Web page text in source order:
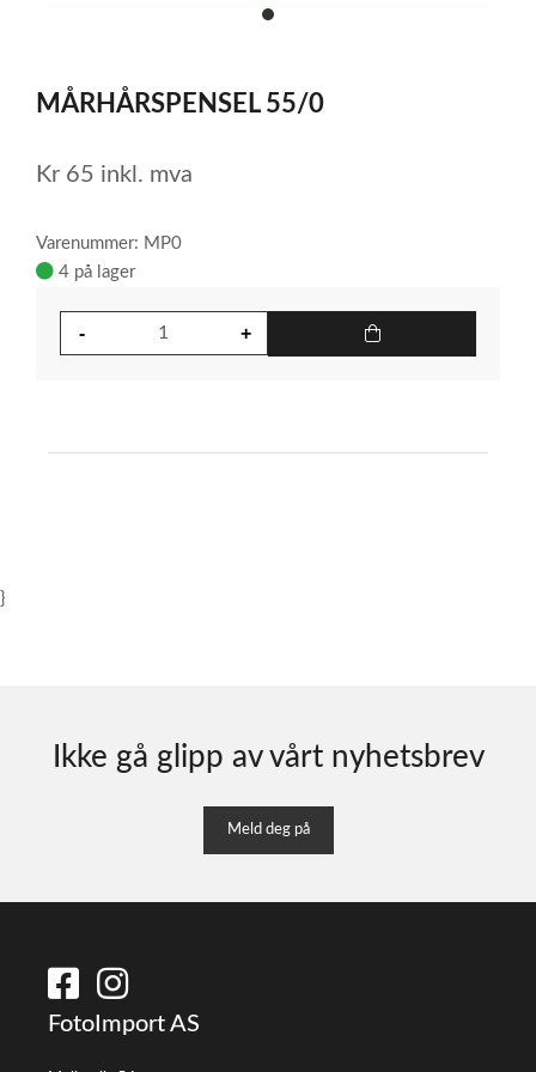
item
of
MÅRHÅRSPENSEL 55/0
Kr 65 inkl. mva
Varenummer: MP0
4 på lager
}
Ikke gå glipp av vårt nyhetsbrev
Meld deg på
FotoImport AS